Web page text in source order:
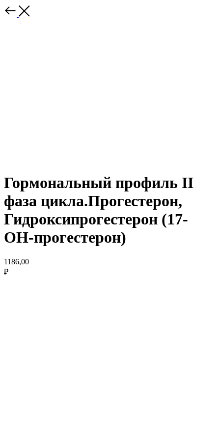
Гормональный профиль II
фаза цикла.Прогестерон,
Гидроксипрогестерон (17-
ОН-прогестерон)
1186,00
₽